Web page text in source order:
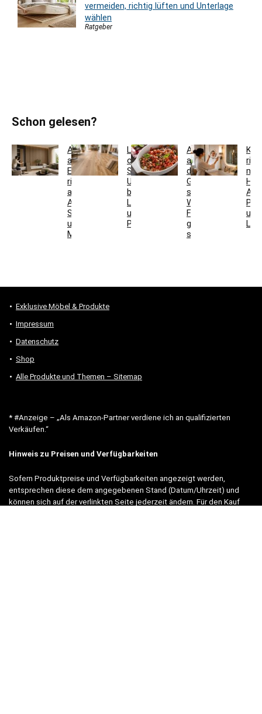
vermeiden, richtig lüften und Unterlage
wählen
Ratgeber
Schon gelesen?
Akustikpaneele
aus
Eiche
richtig
auswählen:
Aufbau,
Schallwirkung
und
Montage
Landhausdiele
oder
Schiffsboden:
Unterschiede
bei
Laminat
und
Parkett
Auflaufform
auf
den
Grill
stellen:
Welche
Formen
geeignet
sind
und
Exklusive Möbel & Produkte
Impressum
Datenschutz
Shop
Alle Produkte und Themen – Sitemap
* #Anzeige – „Als Amazon-Partner verdiene ich an qualifizierten
Verkäufen.“
Hinweis zu Preisen und Verfügbarkeiten
Sofern Produktpreise und Verfügbarkeiten angezeigt werden,
entsprechen diese dem angegebenen Stand (Datum/Uhrzeit) und
können sich auf der verlinkten Seite jederzeit ändern. Für den Kauf